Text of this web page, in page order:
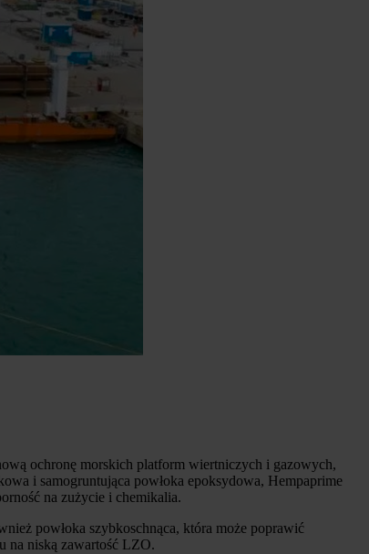
ochronę morskich platform wiertniczych i gazowych,
i samogruntująca powłoka epoksydowa, Hempaprime
na zużycie i chemikalia.
powłoka szybkoschnąca, która może poprawić
na niską zawartość LZO.